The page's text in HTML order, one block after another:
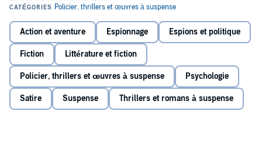
highly charged atmosphere of danger and suspicion that builds to a
death-defying climax.
©2000 Rod Whitaker (P)2009 Blackstone Audio, Inc.
Action et aventure Espionnage Espions et politique
Fiction Littérature et fiction
Policier, thrillers et œuvres à suspense Psychologie
Satire Suspense Thrillers et romans à suspense